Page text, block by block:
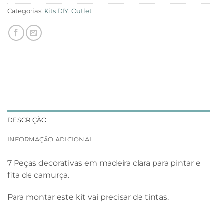
Categorias: Kits DIY, Outlet
DESCRIÇÃO
INFORMAÇÃO ADICIONAL
7 Peças decorativas em madeira clara para pintar e
fita de camurça.
Para montar este kit vai precisar de tintas.